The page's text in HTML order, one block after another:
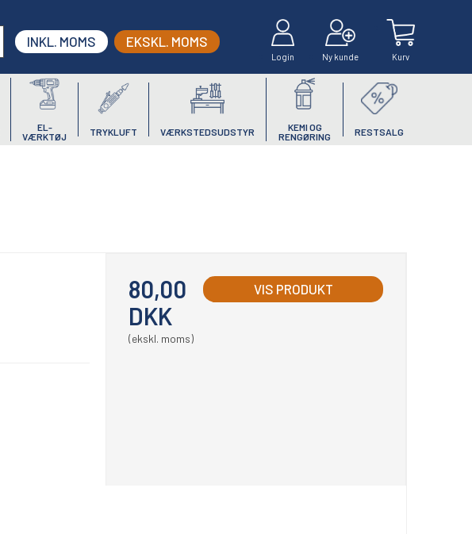
INKL. MOMS EKSKL. MOMS
Login Ny kunde Kurv
EL-
VÆRKTØJ
TRYKLUFT VÆRKSTEDSUDSTYR
KEMI OG
RENGØRING
RESTSALG
80,00
DKK
(ekskl. moms)
VIS PRODUKT